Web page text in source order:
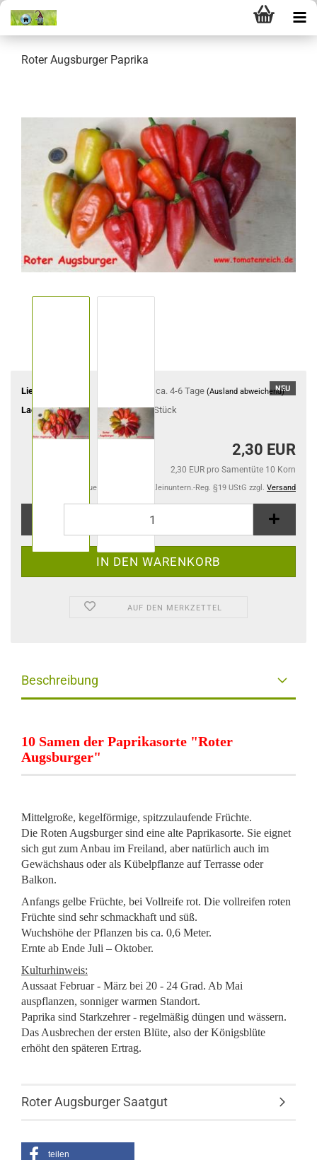
Roter Augsburger Paprika
NEU
Lieferzeit: ca. 4-6 Tage (Ausland abweichend)
Lagerbestand: 2Stück
2,30 EUR
2,30 EUR pro Samentüte 10 Korn
Kein Steuerausweis gem. Kleinuntern.-Reg. §19 UStG zzgl. Versand
AUF DEN MERKZETTEL
Beschreibung
10 Samen der Paprikasorte "Roter
Augsburger"
Mittelgroße, kegelförmige, spitzzulaufende Früchte.
Die Roten Augsburger sind eine alte Paprikasorte. Sie eignet
sich gut zum Anbau im Freiland, aber natürlich auch im
Gewächshaus oder als Kübelpflanze auf Terrasse oder
Balkon.
Anfangs gelbe Früchte, bei Vollreife rot. Die vollreifen roten
Früchte sind sehr schmackhaft und süß.
Wuchshöhe der Pflanzen bis ca. 0,6 Meter.
Ernte ab Ende Juli – Oktober.
Kulturhinweis:
Aussaat Februar - März bei 20 - 24 Grad. Ab Mai
auspflanzen, sonniger warmen Standort.
Paprika sind Starkzehrer - regelmäßig düngen und wässern.
Das Ausbrechen der ersten Blüte, also der Königsblüte
erhöht den späteren Ertrag.
Roter Augsburger Saatgut
teilen